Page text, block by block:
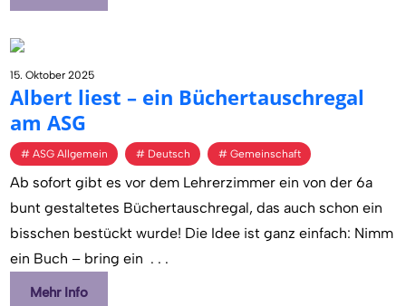
15. Oktober 2025
Al­bert liest – ein Bü­cher­tausch­re­gal
am ASG
ASG Allgemein Deutsch Gemeinschaft
Ab sofort gibt es vor dem Lehrerzimmer ein von der 6a
bunt gestaltetes Büchertauschregal, das auch schon ein
bisschen bestückt wurde! Die Idee ist ganz einfach: Nimm
ein Buch – bring ein . . .
Mehr Info